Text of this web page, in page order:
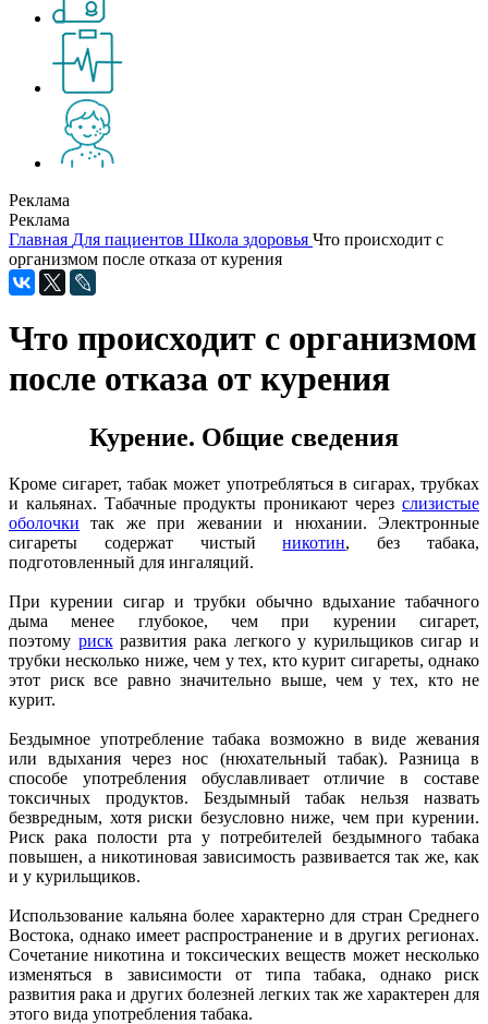
Реклама
Реклама
Главная Для пациентов Школа здоровья Что происходит с
организмом после отказа от курения
Что происходит с организмом
после отказа от курения
Курение. Общие сведения
Кроме сигарет, табак может употребляться в сигарах, трубках
и кальянах. Табачные продукты проникают через слизистые
оболочки так же при жевании и нюхании. Электронные
сигареты содержат чистыйникотин, без табака,
подготовленный для ингаляций.
При курении сигар и трубки обычно вдыхание табачного
дыма менее глубокое, чем при курении сигарет,
поэтому рискразвития рака легкого у курильщиков сигар и
трубки несколько ниже, чем у тех, кто курит сигареты, однако
этот риск все равно значительно выше, чем у тех, кто не
курит.
Бездымное употребление табака возможно в виде жевания
или вдыхания через нос (нюхательный табак). Разница в
способе употребления обуславливает отличие в составе
токсичных продуктов. Бездымный табак нельзя назвать
безвредным, хотя риски безусловно ниже, чем при курении.
Риск рака полости рта у потребителей бездымного табака
повышен, а никотиновая зависимость развивается так же, как
и у курильщиков.
Использование кальяна более характерно для стран Среднего
Востока, однако имеет распространение и в других регионах.
Сочетание никотина и токсических веществ может несколько
изменяться в зависимости от типа табака, однако риск
развития рака и других болезней легких так же характерен для
этого вида употребления табака.